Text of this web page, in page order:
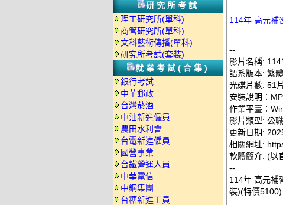
研究所考試
理工研究所(單科)
商管研究所(單科)
文科藝術傳播(單科)
研究所考試(套裝)
就業考試(合集)
銀行考試
中華郵政
台灣菸酒
中油新進僱員
農田水利會
台電新進僱員
國營事業
台鐵營運人員
中華電信
中鋼集團
台糖新進工員
114年 高元補
--
影片名稱:
語系版本: 繁
光碟片數: 51
安裝說明：
作業平臺：
影片類型: 公
更新日期:
相關網址:
軟體簡介: (以
--
114年 高元補
裝)(特價5100)